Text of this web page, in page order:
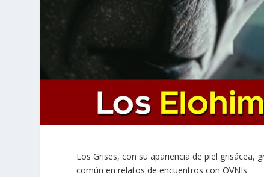
Los Grises, con su apariencia de piel grisácea,
común en relatos de encuentros con OVNIs.